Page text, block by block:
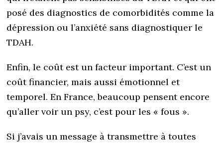
posé des diagnostics de comorbidités comme la
dépression ou l’anxiété sans diagnostiquer le
TDAH.
Enfin, le coût est un facteur important. C’est un
coût financier, mais aussi émotionnel et
temporel. En France, beaucoup pensent encore
qu’aller voir un psy, c’est pour les « fous ».
Si j’avais un message à transmettre à toutes